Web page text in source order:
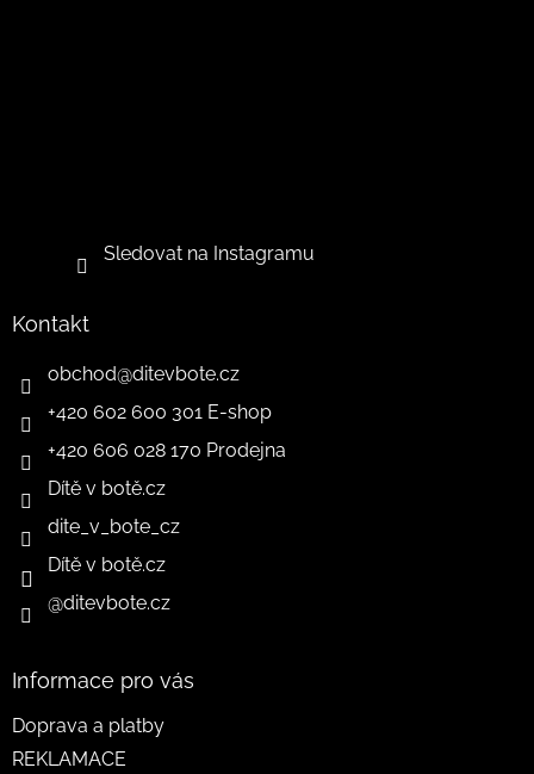
Sledovat na Instagramu
Kontakt
obchod@ditevbote.cz
+420 602 600 301 E-shop
+420 606 028 170 Prodejna
Dítě v botě.cz
dite_v_bote_cz
Dítě v botě.cz
@ditevbote.cz
Informace pro vás
Doprava a platby
REKLAMACE